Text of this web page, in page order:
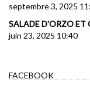
septembre 3, 2025
SALADE D'ORZO ET
juin 23, 2025 10:40
FACEBOOK